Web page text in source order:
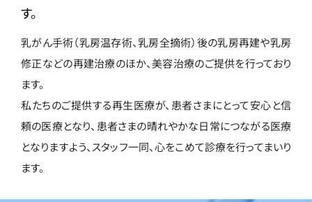
す。
乳がん手術（乳房温存術、乳房全摘術）後の乳房再建や乳房
修正などの再建治療のほか、美容治療のご提供を行っており
ます。
私たちのご提供する再生医療が、患者さまにとって安心と信
頼の医療となり、患者さまの晴れやかな日常につながる医療
となりますよう、スタッフ一同、心をこめて診療を行ってまいり
ます。